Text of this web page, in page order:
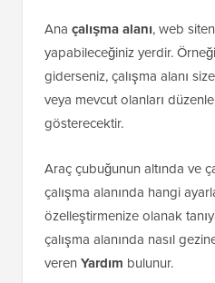
Ana çalışma alanı, web
yapabileceğiniz yerdir.
giderseniz, çalışma alanı size
veya mevcut olanları
gösterecektir.
Araç çubuğunun altında ve
çalışma alanında hangi
özelleştirmenize olanak
çalışma alanında nasıl
veren Yardım bulunur.